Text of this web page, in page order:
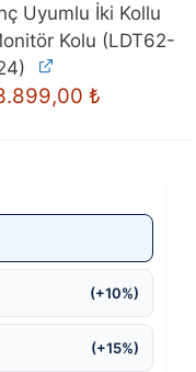
Uyumlu İki Kollu
Kolu (LDT62-
₺
(+10%)
(+15%)